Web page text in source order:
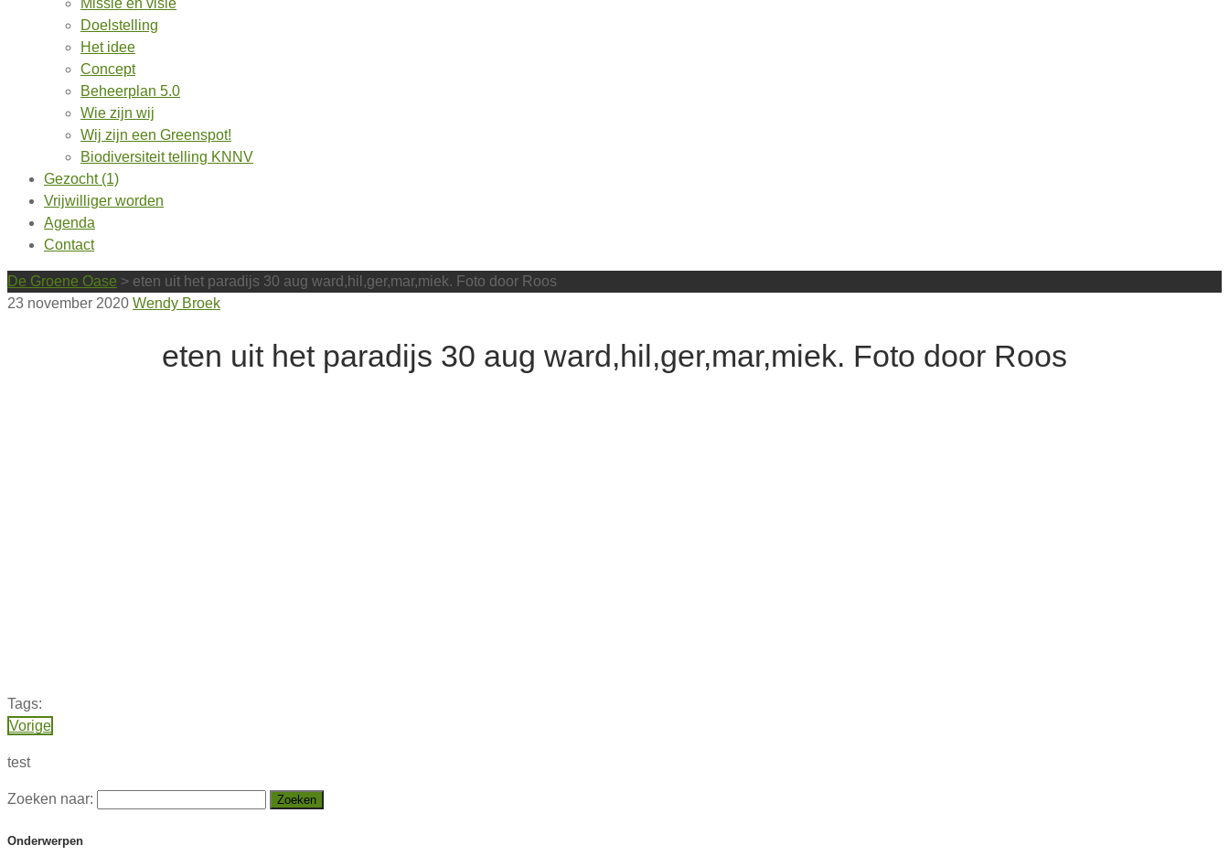
Missie en visie
Doelstelling
Het idee
Concept
Beheerplan 5.0
Wie zijn wij
Wij zijn een Greenspot!
Biodiversiteit telling KNNV
Gezocht (1)
Vrijwilliger worden
Agenda
Contact
De Groene Oase > eten uit het paradijs 30 aug ward,hil,ger,mar,miek. Foto door Roos
23 november 2020 Wendy Broek
eten uit het paradijs 30 aug ward,hil,ger,mar,miek. Foto door Roos
Tags:
Vorige
test
Zoeken naar:
Onderwerpen